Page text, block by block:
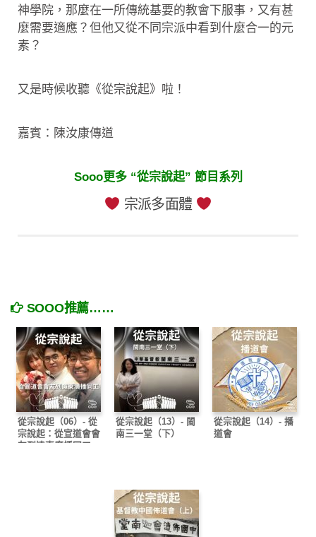
神學院，那麼在一所傳統基要的教會下服事，又有甚
麼需要適應？但他又從不同宗派中看到什麼合一的元
素？
又是時候收聽《從宗說起》啦！
嘉賓：陳汝康傳道
Sooo更多 “從宗說起” 節目系列
宗派多面體
SOOO推薦……
從宗說起（06）- 從
宗說起：從宣道會會
友到遠東廣播同工
從宗說起（13）- 閩
南三一堂（下）
從宗說起（14）- 播
道會